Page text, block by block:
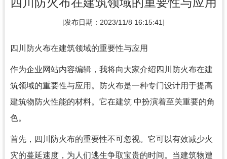
[发布日期：2023/11/8 16:15:41]
四川防火布在建筑领域的重要性与应用
作为企业网站内容编辑，我将向大家介绍四川防火布在建
筑领域的重要性与应用。防火布是一种专门设计用于提高
建筑物防火性能的材料。它在建筑 中扮演着至关重要的角
色。
首先，四川防火布的重要性不可忽视。它可以有效减少火
灾的蔓延速度，为人们逃生争取宝贵的时间。当建筑物遭